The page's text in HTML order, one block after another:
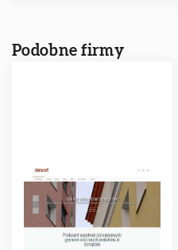
Podobne firmy